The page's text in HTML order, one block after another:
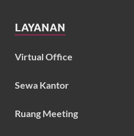
LAYANAN
Virtual Office
Sewa Kantor
Ruang Meeting